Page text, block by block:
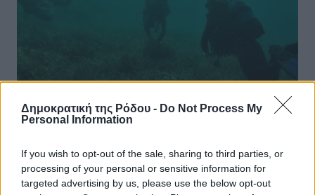
Δημοκρατική της Ρόδου - Do Not Process My
Personal Information
If you wish to opt-out of the sale, sharing to third parties, or
processing of your personal or sensitive information for
targeted advertising by us, please use the below opt-out
από την Περιφέρεια Ν. Αιγαίου
Στο πλαίσιο του προγράμματος INTERREG V-A Ελλάδα